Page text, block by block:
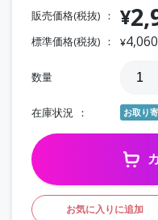
販売価格(税抜) ¥
標準価格(税抜) ¥
数量
在庫状況 お取り
お気に入りに追加